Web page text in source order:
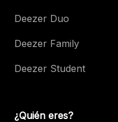
Deezer Duo
Deezer Family
Deezer Student
¿Quién eres?